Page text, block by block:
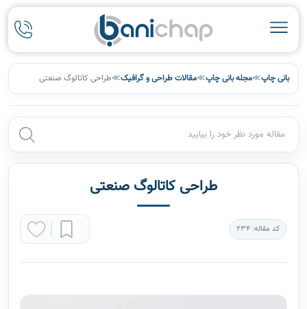
بانی چاپ≫مجله بانی چاپ≫مقالات طراحی و گرافیک≫طراحی کاتالوگ صنعتی
طراحی کاتالوگ صنعتی
کد مقاله: 234